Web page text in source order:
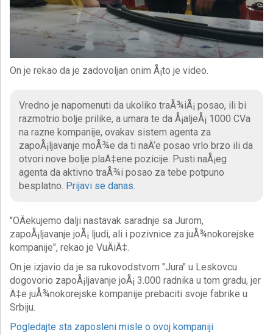
On je rekao da je zadovoljan onim Å¡to je video.
Vredno je napomenuti da ukoliko traÅ¾iÅ¡ posao, ili bi
razmotrio bolje prilike, a umara te da Å¡aljeÅ¡ 1000 CVa
na razne kompanije, ovakav sistem agenta za
zapoÅ¡ljavanje moÅ¾e da ti naÄ‘e posao vrlo brzo ili da
otvori nove bolje plaÄ‡ene pozicije. Pusti naÅ¡eg
agenta da aktivno traÅ¾i posao za tebe potpuno
besplatno. Prijavi se danas
"OÄekujemo dalji nastavak saradnje sa Jurom,
zapoÅ¡ljavanje joÅ¡ ljudi, ali i pozivnice za juÅ¾nokorejske
kompanije", rekao je VuÄiÄ‡.
On je izjavio da je sa rukovodstvom "Jura" u Leskovcu
dogovorio zapoÅ¡ljavanje joÅ¡ 3.000 radnika u tom gradu, jer
Ä‡e juÅ¾nokorejske kompanije prebaciti svoje fabrike u
Srbiju.
Pogledajte sta zaposleni misle o ovoj kompaniji